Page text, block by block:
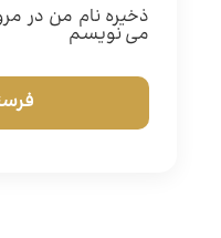
ذخیره نام من در
می نویسم